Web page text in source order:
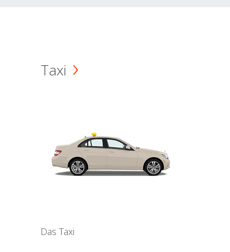
Taxi
Das Taxi